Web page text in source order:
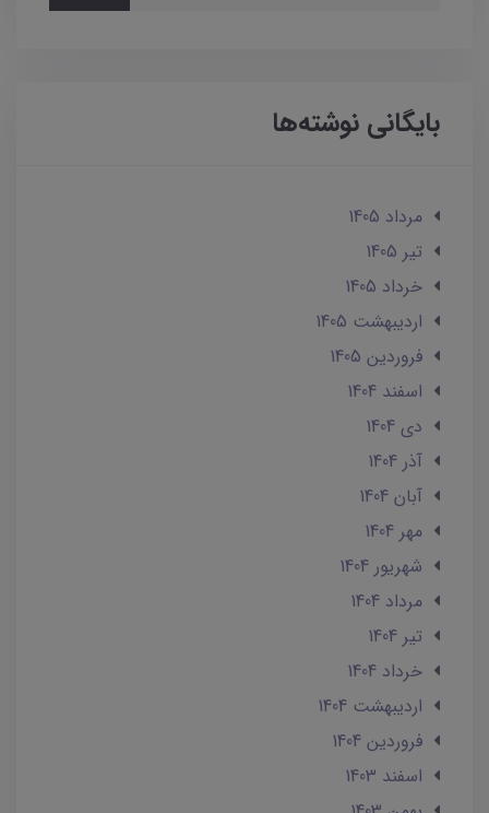
بایگانی نوشته‌ها
مرداد 1405
تير 1405
خرداد 1405
ارديبهشت 1405
فروردین 1405
اسفند 1404
دی 1404
آذر 1404
آبان 1404
مهر 1404
شهریور 1404
مرداد 1404
تير 1404
خرداد 1404
ارديبهشت 1404
فروردین 1404
اسفند 1403